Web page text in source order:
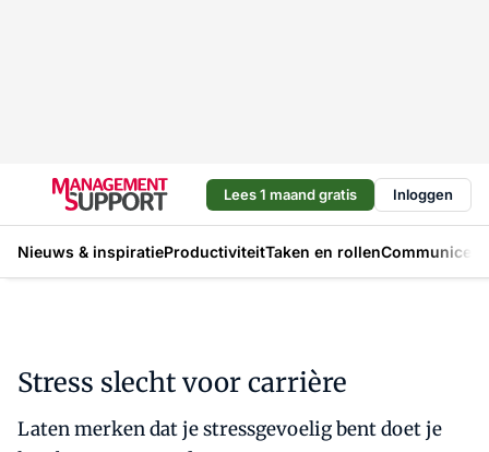
Lees 1 maand gratis Inloggen
Nieuws & inspiratieProductiviteitTaken en rollen
Stress slecht voor carrière
Laten merken dat je stressgevoelig bent doet je